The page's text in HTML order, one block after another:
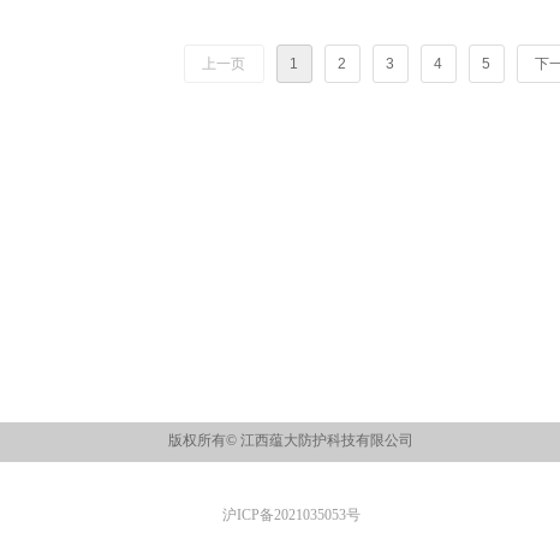
上一页 1 2 3 4 5 下
版权所有© 江西蕴大防护科技有限公司
沪ICP备2021035053号